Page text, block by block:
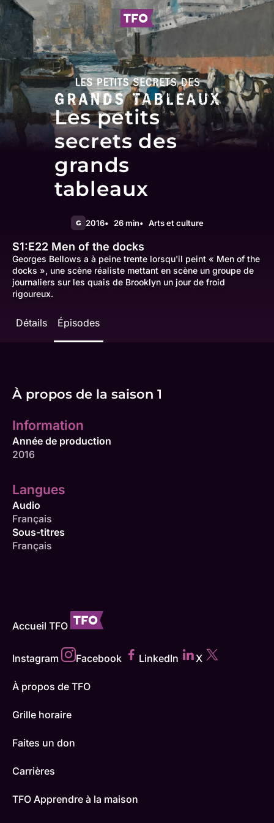
Les petits
secrets des
grands
tableaux
G 2016 26 min Arts et culture
S1:E22 Men of the docks
Georges Bellows a à peine trente lorsqu'il peint « Men of the
docks », une scène réaliste mettant en scène un groupe de
journaliers sur les quais de Brooklyn un jour de froid
rigoureux.
Détails Épisodes
À propos de la saison 1
Information
Année de production
2016
Langues
Audio
Français
Sous-titres
Français
Accueil TFO
Instagram Facebook LinkedIn X
À propos de TFO
Grille horaire
Faites un don
Carrières
TFO Apprendre à la maison